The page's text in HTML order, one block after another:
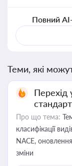
Повний
Теми, які
Перехід
Про що тема:
класифікації
NACE,
зміни